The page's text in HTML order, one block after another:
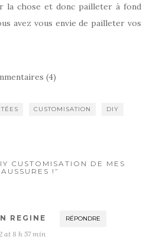
la chose et donc pailleter à fond
avez vous envie de pailleter vos
(4)
CUSTOMISATION DIY
CUSTOMISATION DE MES
!”
REGINE RÉPONDRE
at 8 h 57 min